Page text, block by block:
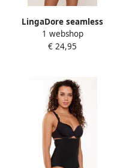
LingaDore seamless
maxislip (set van 2) rood
1 webshop
€ 24,95